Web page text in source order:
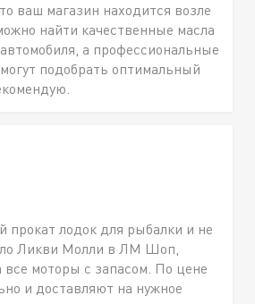
ваш магазин находится возле
найти качественные масла
а профессиональные
подобрать оптимальный
прокат лодок для рыбалки и не
Ликви Молли в ЛМ Шоп,
все моторы с запасом. По цене
и доставляют на нужное